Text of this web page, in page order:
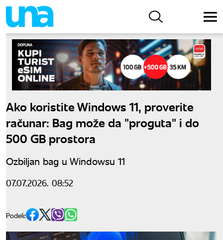
Ako koristite Windows 11, proverite
računar: Bag može da "proguta" i do
500 GB prostora
Ozbiljan bag u Windowsu 11
07.07.2026. 08:52
Podeli: